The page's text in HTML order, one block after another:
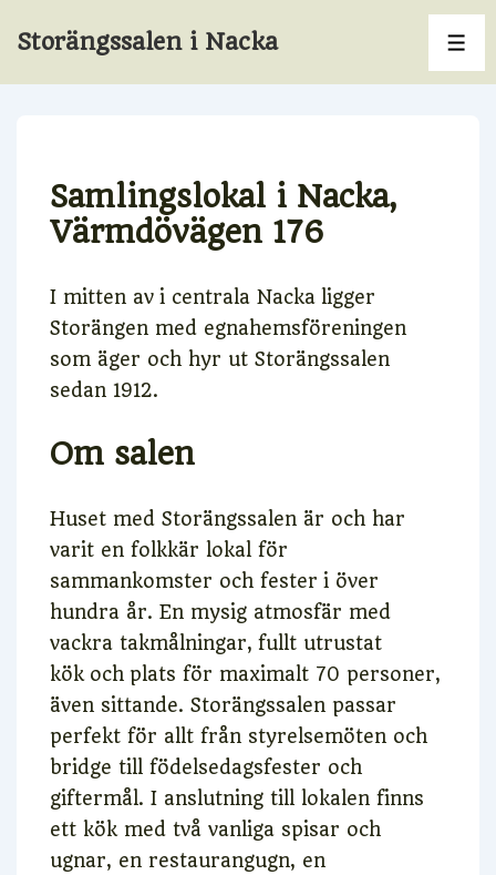
Hoppa
Storängssalen i Nacka
Samlingslokal i Nacka,
Värmdövägen 176
I mitten av i centrala Nacka ligger
Storängen med egnahemsföreningen
som äger och hyr ut Storängssalen
sedan 1912.
Om salen
Huset med Storängssalen är och har
varit en folkkär lokal för
sammankomster och fester i över
hundra år. En mysig atmosfär med
vackra takmålningar, fullt utrustat
kök och plats för maximalt 70 personer,
även sittande. Storängssalen passar
perfekt för allt från styrelsemöten och
bridge till födelsedagsfester och
giftermål. I anslutning till lokalen finns
ett kök med två vanliga spisar och
ugnar, en restaurangugn, en